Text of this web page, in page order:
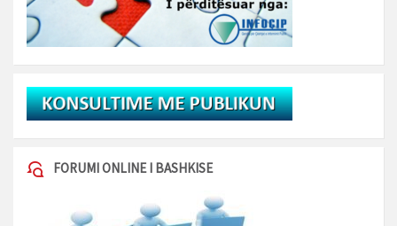
FORUMI ONLINE I BASHKISE